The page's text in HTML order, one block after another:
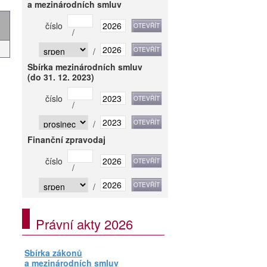
a mezinárodních smluv
číslo
/
/
Sbírka mezinárodních smluv
(do 31. 12. 2023)
číslo
/
/
Finanční zpravodaj
číslo
/
/
Právní akty 2026
Sbírka zákonů
a mezinárodních smluv